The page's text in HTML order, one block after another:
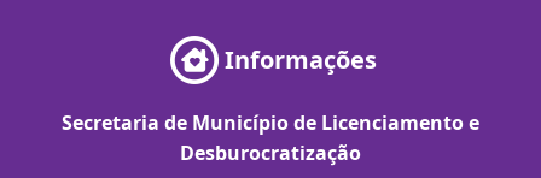
Informações
Secretaria de Município de Licenciamento e
Desburocratização